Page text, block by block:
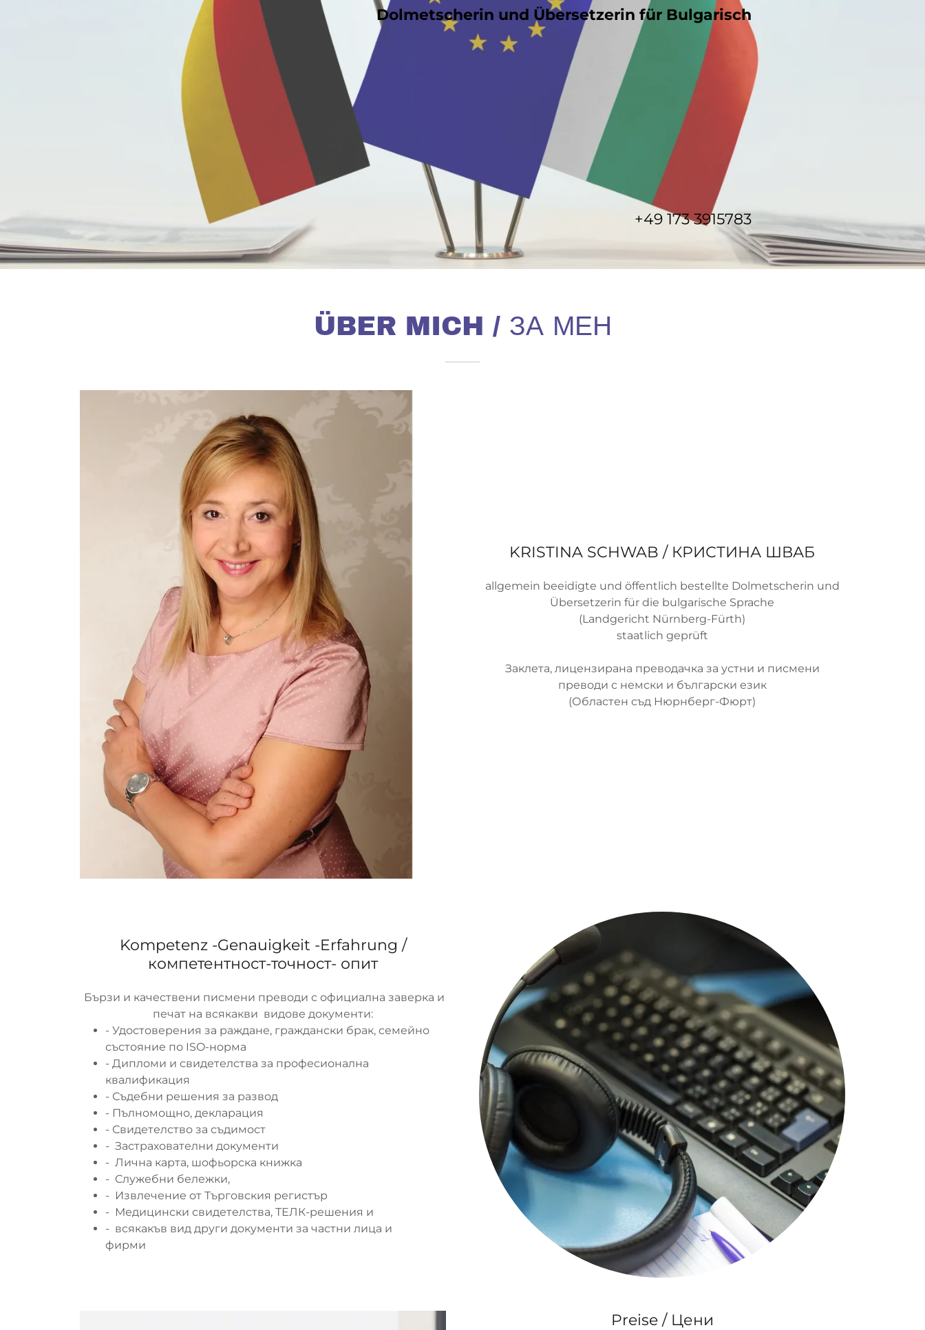
Dolmetscherin und Übersetzerin für Bulgarisch
+49 173 3915783
ÜBER MICH / ЗА МЕН
KRISTINA SCHWAB / КРИСТИНА ШВАБ
allgemein beeidigte und öffentlich bestellte Dolmetscherin und
Übersetzerin für die bulgarische Sprache
(Landgericht Nürnberg-Fürth)
staatlich geprüft
Заклета, лицензирана преводачка за устни и писмени
преводи с немски и български език
(Областен съд Нюрнберг-Фюрт)
Kompetenz -Genauigkeit -Erfahrung /
компетентност-точност- опит
Бързи и качествени писмени преводи с официална заверка и
печат на всякакви видове документи:
- Удостоверения за раждане, граждански брак, семейно
състояние по ISO-норма
- Дипломи и свидетелства за професионална
квалификация
- Съдебни решения за развод
- Пълномощно, декларация
- Свидетелство за съдимост
- Застрахователни документи
- Личнa картa, шофьорска книжка
- Cлужебни бележки,
- Извлечение от Търговския регистър
- Медицински свидетелства, ТЕЛК-решения и
- всякакъв вид други документи за частни лица и
фирми
Preise / Цени